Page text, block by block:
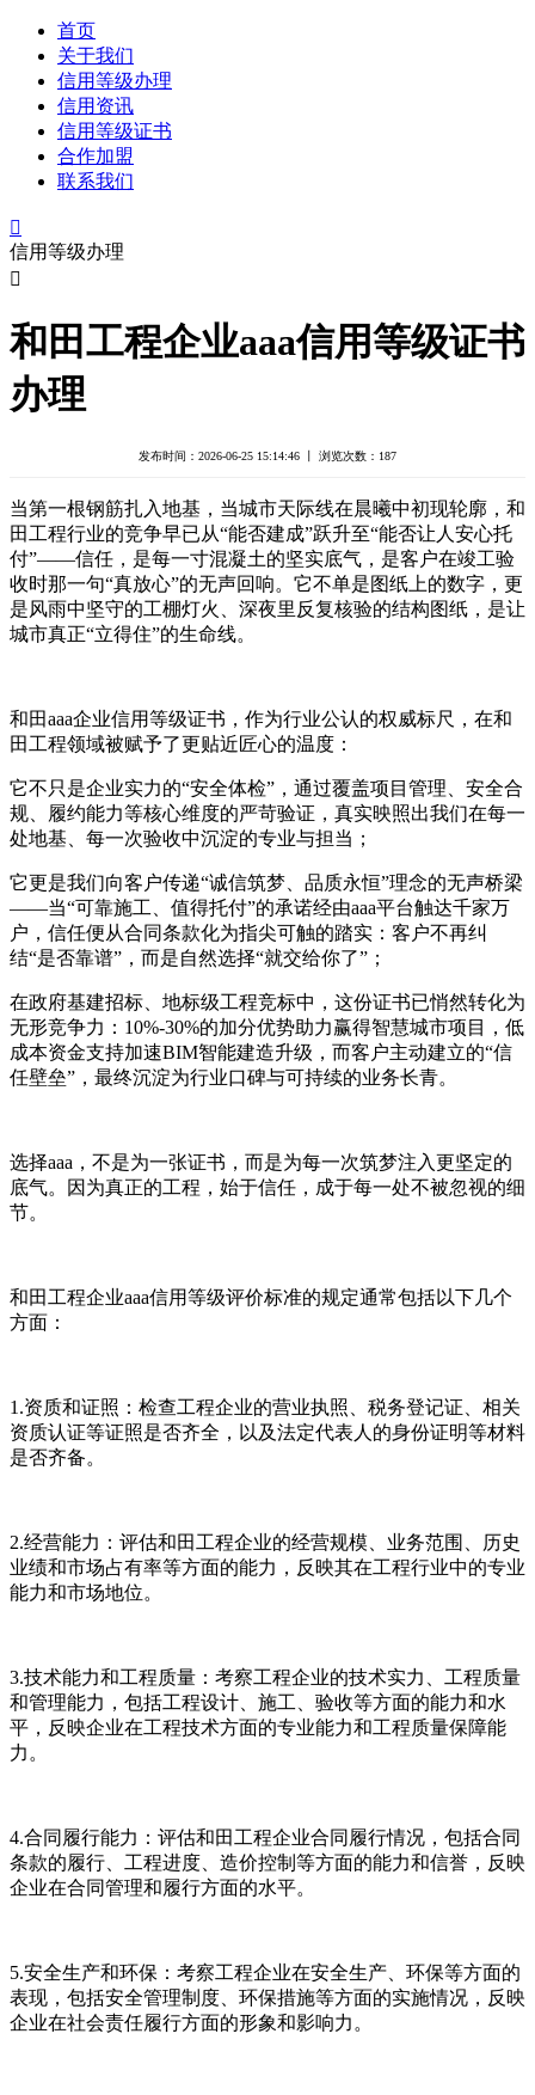
首页
关于我们
信用等级办理
信用资讯
信用等级证书
合作加盟
联系我们

信用等级办理

和田工程企业aaa信用等级证书
办理
发布时间：2026-06-25 15:14:46 丨 浏览次数： 187
当第一根钢筋扎入地基，当城市天际线在晨曦中初现轮廓，和
田工程行业的竞争早已从“能否建成”跃升至“能否让人安心托
付”——信任，是每一寸混凝土的坚实底气，是客户在竣工验
收时那一句“真放心”的无声回响。它不单是图纸上的数字，更
是风雨中坚守的工棚灯火、深夜里反复核验的结构图纸，是让
城市真正“立得住”的生命线。
和田aaa企业信用等级证书，作为行业公认的权威标尺，在和
田工程领域被赋予了更贴近匠心的温度：
它不只是企业实力的“安全体检”，通过覆盖项目管理、安全合
规、履约能力等核心维度的严苛验证，真实映照出我们在每一
处地基、每一次验收中沉淀的专业与担当；
它更是我们向客户传递“诚信筑梦、品质永恒”理念的无声桥梁
——当“可靠施工、值得托付”的承诺经由aaa平台触达千家万
户，信任便从合同条款化为指尖可触的踏实：客户不再纠
结“是否靠谱”，而是自然选择“就交给你了”；
在政府基建招标、地标级工程竞标中，这份证书已悄然转化为
无形竞争力：10%-30%的加分优势助力赢得智慧城市项目，低
成本资金支持加速BIM智能建造升级，而客户主动建立的“信
任壁垒”，最终沉淀为行业口碑与可持续的业务长青。
选择aaa，不是为一张证书，而是为每一次筑梦注入更坚定的
底气。因为真正的工程，始于信任，成于每一处不被忽视的细
节。
和田工程企业aaa信用等级评价标准的规定通常包括以下几个
方面：
1.资质和证照：检查工程企业的营业执照、税务登记证、相关
资质认证等证照是否齐全，以及法定代表人的身份证明等材料
是否齐备。
2.经营能力：评估和田工程企业的经营规模、业务范围、历史
业绩和市场占有率等方面的能力，反映其在工程行业中的专业
能力和市场地位。
3.技术能力和工程质量：考察工程企业的技术实力、工程质量
和管理能力，包括工程设计、施工、验收等方面的能力和水
平，反映企业在工程技术方面的专业能力和工程质量保障能
力。
4.合同履行能力：评估和田工程企业合同履行情况，包括合同
条款的履行、工程进度、造价控制等方面的能力和信誉，反映
企业在合同管理和履行方面的水平。
5.安全生产和环保：考察工程企业在安全生产、环保等方面的
表现，包括安全管理制度、环保措施等方面的实施情况，反映
企业在社会责任履行方面的形象和影响力。